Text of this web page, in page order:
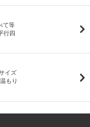
て等
行四
イズ
もり